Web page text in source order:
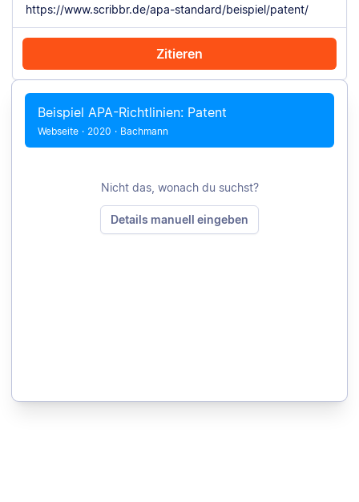
Zitieren
Mit Chrome zitieren Manuell zitieren
Beispiel APA-Richtlinien: Patent
Webseite · 2020 · Bachmann
Nicht das, wonach du suchst?
Details manuell eingeben